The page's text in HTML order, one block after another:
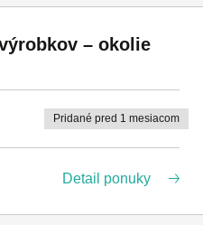
Retail/e-commerce (1)
HR / Sales (4)
OH / Recyklácia (1)
Administratíva (48)
Medicína (1)
– okolie
Pridané pred 1 mesiacom
Detail ponuky